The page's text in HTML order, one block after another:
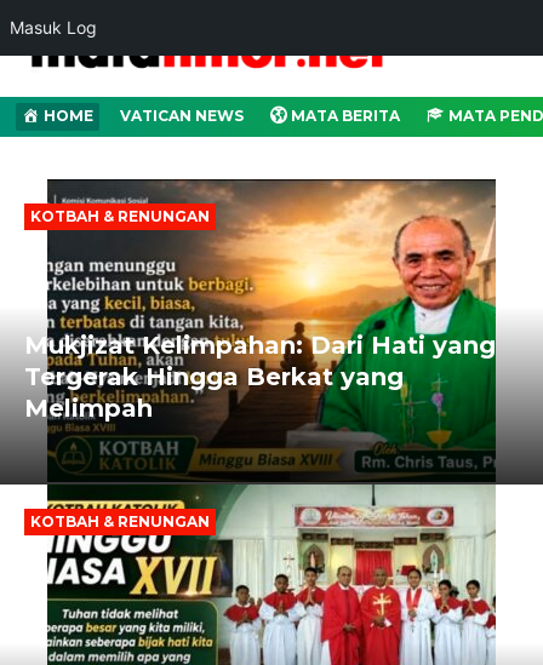
Masuk Log
HOME VATICAN NEWS MATA BERITA MATA
KOTBAH & RENUNGAN
Mukjizat Kelimpahan: Dari Hati yang
Tergerak Hingga Berkat yang
Melimpah
KOTBAH & RENUNGAN